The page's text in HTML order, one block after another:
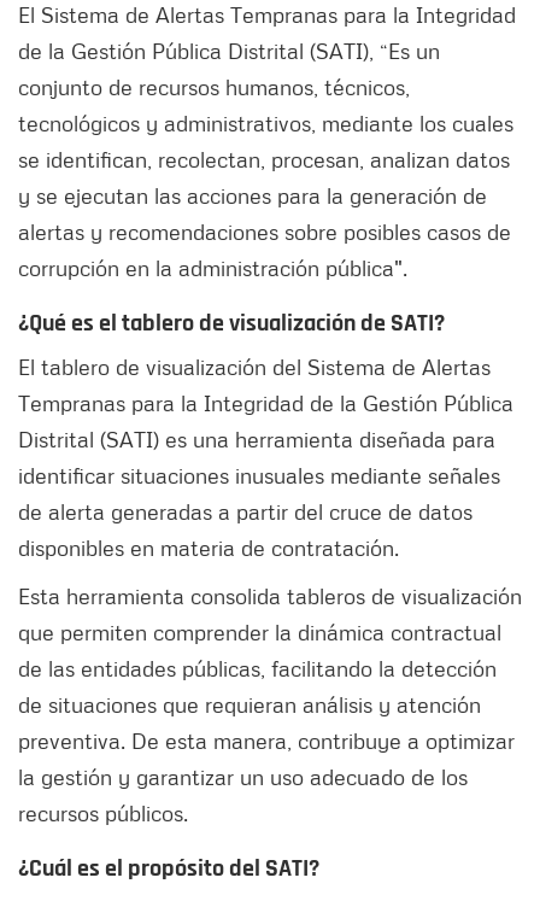
El Sistema de Alertas Tempranas para la Integridad
de la Gestión Pública Distrital (SATI), “Es un
conjunto de recursos humanos, técnicos,
tecnológicos y administrativos, mediante los cuales
se identifican, recolectan, procesan, analizan datos
y se ejecutan las acciones para la generación de
alertas y recomendaciones sobre posibles casos de
corrupción en la administración pública".
¿Qué es el tablero de visualización de SATI?
El tablero de visualización del Sistema de Alertas
Tempranas para la Integridad de la Gestión Pública
Distrital (SATI) es una herramienta diseñada para
identificar situaciones inusuales mediante señales
de alerta generadas a partir del cruce de datos
disponibles en materia de contratación.
Esta herramienta consolida tableros de visualización
que permiten comprender la dinámica contractual
de las entidades públicas, facilitando la detección
de situaciones que requieran análisis y atención
preventiva. De esta manera, contribuye a optimizar
la gestión y garantizar un uso adecuado de los
recursos públicos.
¿Cuál es el propósito del SATI?